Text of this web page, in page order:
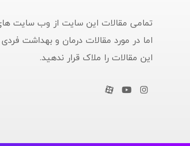
تمامی مقالات این سایت از وب سایت
اما در مورد مقالات درمان و بهداشت
این مقالات را ملاک قرار ندهید.